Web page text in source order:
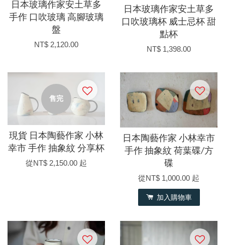
日本玻璃作家安土草多
手作 口吹玻璃 高腳玻璃
盤
NT$ 2,120.00
日本玻璃作家安土草多
口吹玻璃杯 威士忌杯 甜
點杯
NT$ 1,398.00
售完
現貨 日本陶藝作家 小林
幸市 手作 抽象紋 分享杯
從NT$ 2,150.00 起
日本陶藝作家 小林幸市
手作 抽象紋 荷葉碟/方
碟
從NT$ 1,000.00 起
加入購物車